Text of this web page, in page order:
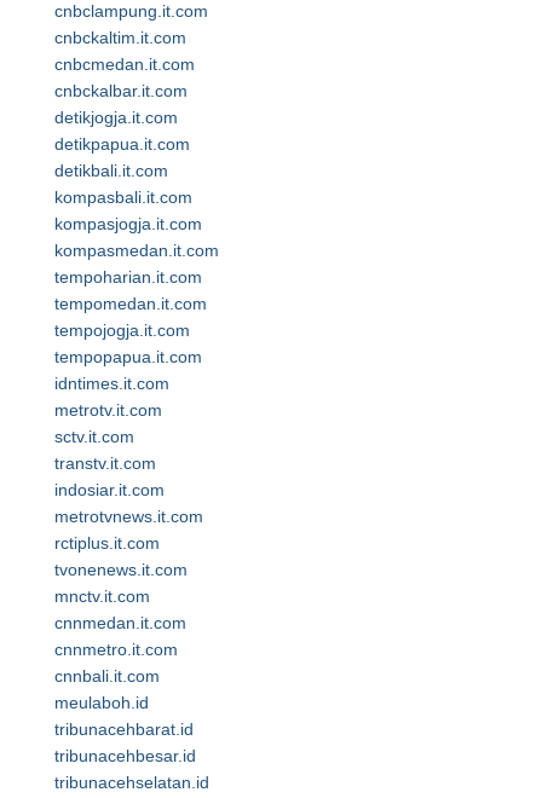
cnbclampung.it.com
cnbckaltim.it.com
cnbcmedan.it.com
cnbckalbar.it.com
detikjogja.it.com
detikpapua.it.com
detikbali.it.com
kompasbali.it.com
kompasjogja.it.com
kompasmedan.it.com
tempoharian.it.com
tempomedan.it.com
tempojogja.it.com
tempopapua.it.com
idntimes.it.com
metrotv.it.com
sctv.it.com
transtv.it.com
indosiar.it.com
metrotvnews.it.com
rctiplus.it.com
tvonenews.it.com
mnctv.it.com
cnnmedan.it.com
cnnmetro.it.com
cnnbali.it.com
meulaboh.id
tribunacehbarat.id
tribunacehbesar.id
tribunacehselatan.id